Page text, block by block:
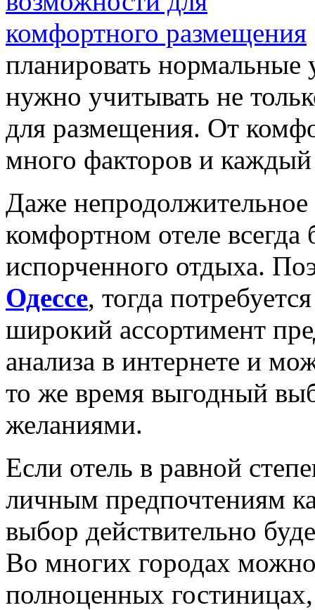
планировать нормальные
нужно учитывать не
для размещения. От
много факторов и
Даже
комфортном отеле всегда
испорченного отдыха.
Одессе, тогда
широкий ассортимент
анализа в интернете и
то же время выгодный
желаниями.
Если отель в равной
личным предпочтениям
выбор действительно
Во многих городах
полноценных